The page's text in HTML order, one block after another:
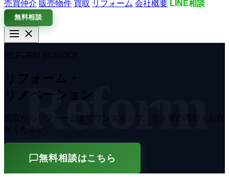
売買仲介 販売物件 買取 リフォーム 会社概要 LINE相談
無料相談
REFORM SERVICE
リフォーム・
リノベーション
買取からリフォームまでワンストップ。空き家の再生もお任
せください。
無料相談はこちら